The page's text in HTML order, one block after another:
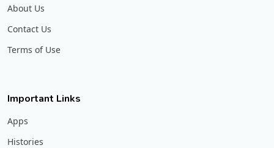
About Us
Contact Us
Terms of Use
Important Links
Apps
Histories